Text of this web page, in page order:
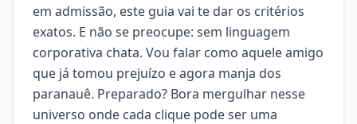
em admissão, este guia vai te dar os critérios
exatos. E não se preocupe: sem linguagem
corporativa chata. Vou falar como aquele amigo
que já tomou prejuízo e agora manja dos
paranauê. Preparado? Bora mergulhar nesse
universo onde cada clique pode ser uma